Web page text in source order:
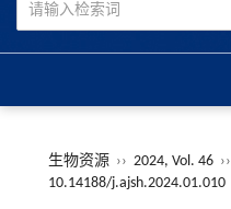
生物资源 ›› 2024, Vol. 46 ››
10.14188/j.ajsh.2024.01.010